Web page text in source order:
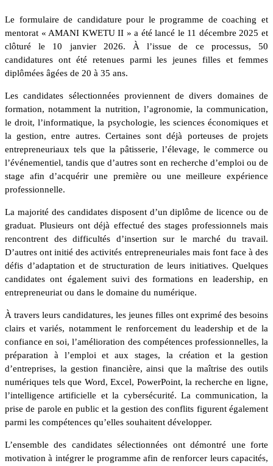
Le formulaire de candidature pour le programme de coaching et
mentorat « AMANI KWETU II » a été lancé le 11 décembre 2025 et
clôturé le 10 janvier 2026. À l’issue de ce processus, 50
candidatures ont été retenues parmi les jeunes filles et femmes
diplômées âgées de 20 à 35 ans.
Les candidates sélectionnées proviennent de divers domaines de
formation, notamment la nutrition, l’agronomie, la communication,
le droit, l’informatique, la psychologie, les sciences économiques et
la gestion, entre autres. Certaines sont déjà porteuses de projets
entrepreneuriaux tels que la pâtisserie, l’élevage, le commerce ou
l’événementiel, tandis que d’autres sont en recherche d’emploi ou de
stage afin d’acquérir une première ou une meilleure expérience
professionnelle.
La majorité des candidates disposent d’un diplôme de licence ou de
graduat. Plusieurs ont déjà effectué des stages professionnels mais
rencontrent des difficultés d’insertion sur le marché du travail.
D’autres ont initié des activités entrepreneuriales mais font face à des
défis d’adaptation et de structuration de leurs initiatives. Quelques
candidates ont également suivi des formations en leadership, en
entrepreneuriat ou dans le domaine du numérique.
À travers leurs candidatures, les jeunes filles ont exprimé des besoins
clairs et variés, notamment le renforcement du leadership et de la
confiance en soi, l’amélioration des compétences professionnelles, la
préparation à l’emploi et aux stages, la création et la gestion
d’entreprises, la gestion financière, ainsi que la maîtrise des outils
numériques tels que Word, Excel, PowerPoint, la recherche en ligne,
l’intelligence artificielle et la cybersécurité. La communication, la
prise de parole en public et la gestion des conflits figurent également
parmi les compétences qu’elles souhaitent développer.
L’ensemble des candidates sélectionnées ont démontré une forte
motivation à intégrer le programme afin de renforcer leurs capacités,